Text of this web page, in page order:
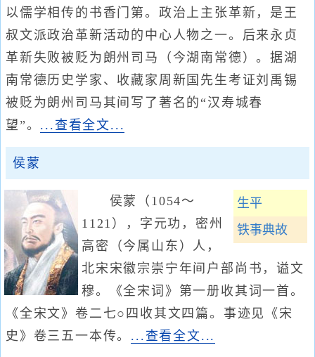
以儒学相传的书香门第。政治上主张革新，是王
叔文派政治革新活动的中心人物之一。后来永贞
革新失败被贬为朗州司马（今湖南常德）。据湖
南常德历史学家、收藏家周新国先生考证刘禹锡
被贬为朗州司马其间写了著名的“汉寿城春
望”。 ...查看全文...
侯蒙
生平
铁事典故
侯蒙（1054～
1121），字元功，密州
高密（今属山东）人，
北宋宋徽宗崇宁年间户部尚书，谥文
穆。《全宋词》第一册收其词一首。
《全宋文》卷二七○四收其文四篇。事迹见《宋
史》卷三五一本传。 ...查看全文...